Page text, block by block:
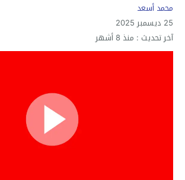
محمد أسعد
25 ديسمبر 2025
آخر تحديث : منذ 8 أشهر